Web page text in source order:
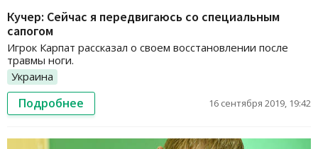
Кучер: Сейчас я передвигаюсь со специальным
сапогом
Игрок Карпат рассказал о своем восстановлении после
травмы ноги.
Украина
Подробнее 16 сентября 2019, 19:42